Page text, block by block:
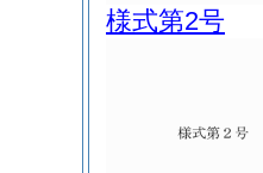
様式第2号